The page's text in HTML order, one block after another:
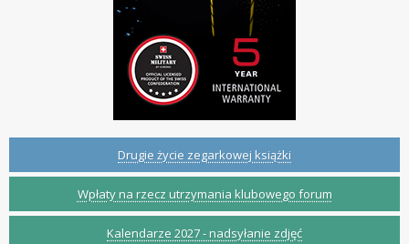
Drugie życie zegarkowej książki
Wpłaty na rzecz utrzymania klubowego forum
Kalendarze 2027 - nadsyłanie zdjęć